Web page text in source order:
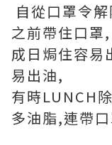
自從口罩令
之前帶住口罩,
成日焗住容易
易出油,
有時LUNCH
多油脂,連帶